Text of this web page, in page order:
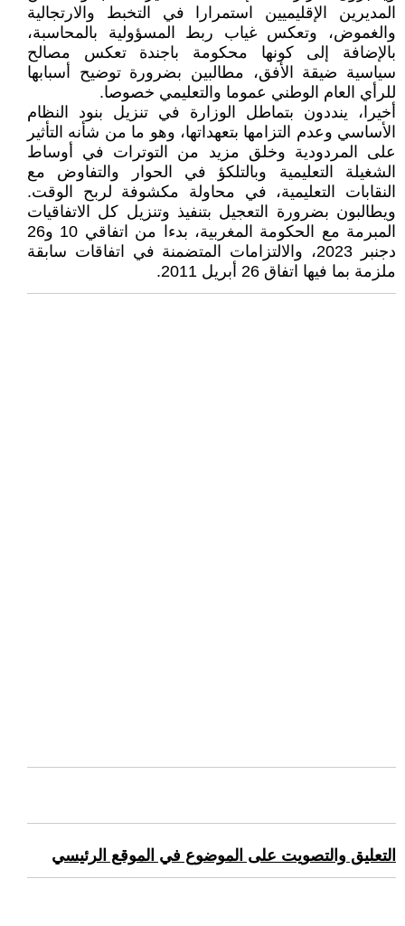
المديرين الإقليميين استمرارا في التخبط والارتجالية
والغموض، وتعكس غياب ربط المسؤولية بالمحاسبة،
بالإضافة إلى كونها محكومة باجندة تعكس مصالح
سياسية ضيقة الأفق، مطالبين بضرورة توضيح أسبابها
للرأي العام الوطني عموما والتعليمي خصوصا.
أخيرا، ينددون بتماطل الوزارة في تنزيل بنود النظام
الأساسي وعدم التزامها بتعهداتها، وهو ما من شأنه التأثير
على المردودية وخلق مزيد من التوترات في أوساط
الشغيلة التعليمية وبالتلكؤ في الحوار والتفاوض مع
النقابات التعليمية، في محاولة مكشوفة لربح الوقت.
ويطالبون بضرورة التعجيل بتنفيذ وتنزيل كل الاتفاقيات
المبرمة مع الحكومة المغربية، بدءا من اتفاقي 10 و26
دجنبر 2023، والالتزامات المتضمنة في اتفاقات سابقة
ملزمة بما فيها اتفاق 26 أبريل 2011.
التعليق والتصويت على الموضوع في الموقع الرئيسي